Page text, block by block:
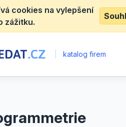
cookies na vylepšení
zážitku.
katalog firem